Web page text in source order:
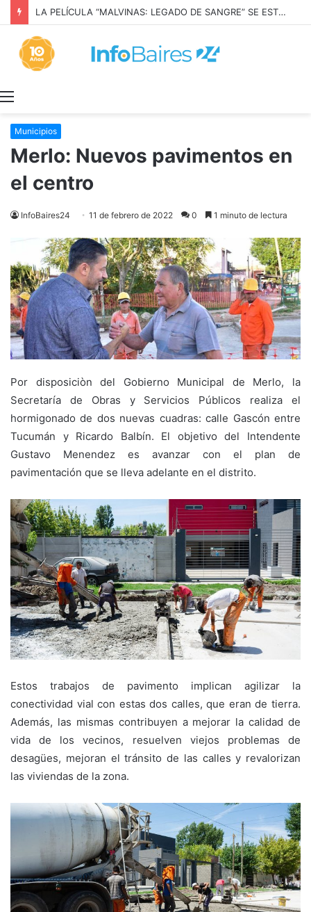
LA PELÍCULA “MALVINAS: LEGADO DE SANGRE” SE ESTRENARÁ EN PRIME VIDEO
Municipios
Merlo: Nuevos pavimentos en
el centro
InfoBaires24 11 de febrero de 2022 0 1 minuto de lectura
Por disposiciòn del Gobierno Municipal de Merlo, la
Secretaría de Obras y Servicios Públicos realiza el
hormigonado de dos nuevas cuadras: calle Gascón entre
Tucumán y Ricardo Balbín. El objetivo del Intendente
Gustavo Menendez es avanzar con el plan de
pavimentación que se lleva adelante en el distrito.
Estos trabajos de pavimento implican agilizar la
conectividad vial con estas dos calles, que eran de tierra.
Además, las mismas contribuyen a mejorar la calidad de
vida de los vecinos, resuelven viejos problemas de
desagües, mejoran el tránsito de las calles y revalorizan
las viviendas de la zona.